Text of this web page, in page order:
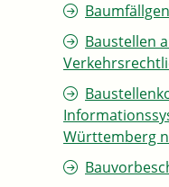
Baustellen
Württemberg